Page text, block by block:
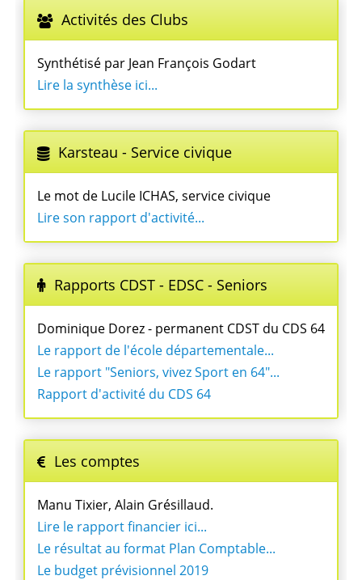
Activités des Clubs
Synthétisé par Jean François Godart
Lire la synthèse ici...
Karsteau - Service civique
Le mot de Lucile ICHAS, service civique
Lire son rapport d'activité...
Rapports CDST - EDSC - Seniors
Dominique Dorez - permanent CDST du CDS 64
Le rapport de l'école départementale...
Le rapport "Seniors, vivez Sport en 64"...
Rapport d'activité du CDS 64
Les comptes
Manu Tixier, Alain Grésillaud.
Lire le rapport financier ici...
Le résultat au format Plan Comptable...
Le budget prévisionnel 2019